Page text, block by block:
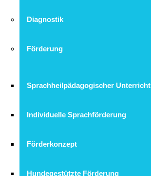
Diagnostik
Förderung
Sprachheilpädagogischer Unterricht
Individuelle Sprachförderung
Förderkonzept
Hundegestützte Förderung